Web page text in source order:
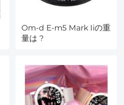
Om-d E-m5 Mark Iiの重
量は ?